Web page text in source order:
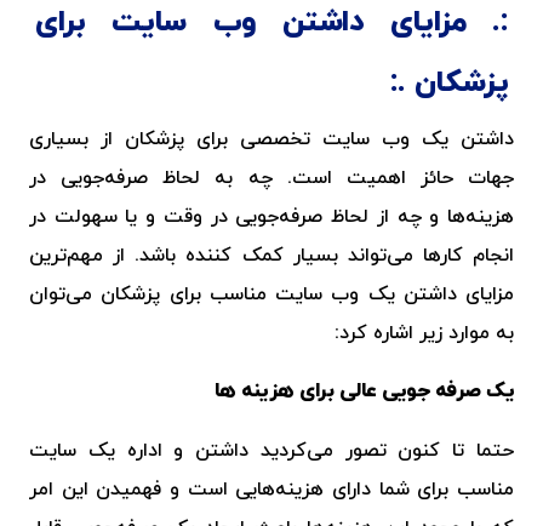
مزایای داشتن وب سایت برای
پزشکان
داشتن یک وب سایت تخصصی برای پزشکان از بسیاری
جهات حائز اهمیت است. چه به لحاظ صرفه‌جویی در
هزینه‌ها و چه از لحاظ صرفه‌جویی در وقت و یا سهولت در
انجام کارها می‌تواند بسیار کمک کننده باشد. از مهم‌ترین
مزایای داشتن یک وب سایت مناسب برای پزشکان می‌توان
به موارد زیر اشاره کرد:
یک صرفه جویی عالی برای هزینه ها
حتما تا کنون تصور می‌کردید داشتن و اداره یک سایت
مناسب برای شما دارای هزینه‌هایی است و فهمیدن این امر